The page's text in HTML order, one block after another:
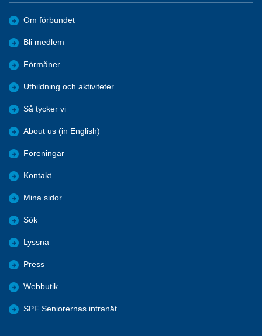
Om förbundet
Bli medlem
Förmåner
Utbildning och aktiviteter
Så tycker vi
About us (in English)
Föreningar
Kontakt
Mina sidor
Sök
Lyssna
Press
Webbutik
SPF Seniorernas intranät